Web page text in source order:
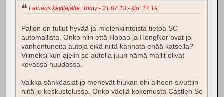
Lainaus käyttäjältä: Tomy - 31.07.13 - klo: 17.19
Paljon on tullut hyvää ja mielenkiintoista tietoa SC
automallista. Onko niin että Hobao ja HongNor ovat jo
vanhentuneita autoja eikä niitä kannata enää katsella?
Viimeksi kun ajelin sc-autolla juuri nämä mallit olivat
kovassa huudossa.
Vaikka sähköasiat jo menevät hiukan ohi aiheen sivuttiin
niitä jo keskustelussa. Onko väellä kokemusta Castlen Sc